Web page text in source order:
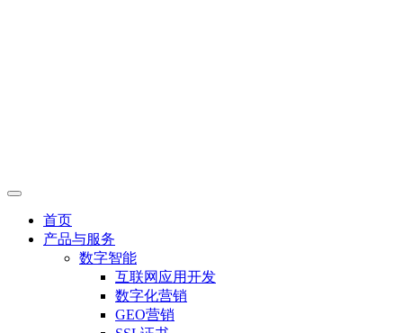
首页
产品与服务
数字智能
互联网应用开发
数字化营销
GEO营销